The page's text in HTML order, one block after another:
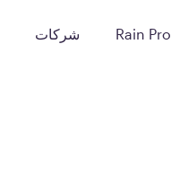
Rain Pro شركات